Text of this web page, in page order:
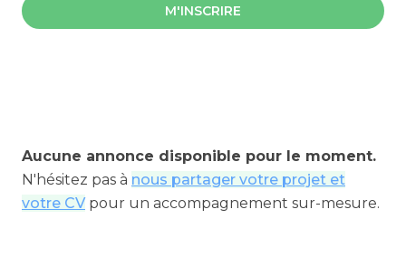
M'INSCRIRE
Aucune annonce disponible pour le moment.
N'hésitez pas à nous partager votre projet et
votre CVpour un accompagnement sur-mesure.